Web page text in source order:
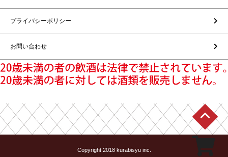
プライバシーポリシー
お問い合わせ
Copyright 2018 kurabisyu inc.